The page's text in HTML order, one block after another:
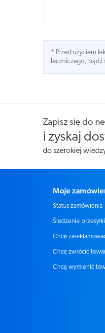
* Przed użyciem
leczniczego, bądź
Zapisz się do
i zyskaj
do szerokiej
Moje
Status zamówienia
Śledzenie przesyłki
Chcę
Chcę zwrócić
Chcę wymienić